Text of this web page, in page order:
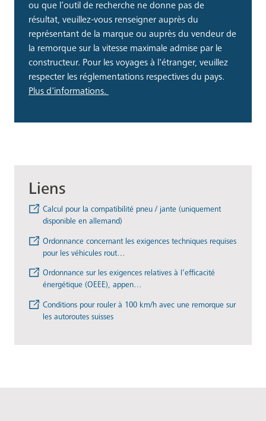
ou que l’outil de recherche ne donne pas de
résultat, veuillez-vous renseigner auprès du
représentant de la marque ou auprès du vendeur de
la remorque sur la vitesse maximale admise par le
constructeur. Pour les voyages à l'étranger, veuillez
respecter les réglementations respectives du pays.
Plus d'informations.
Liens
Calcul pour la compatibilité pneu / jante (uniquement
disponible en allemand)
Ordonnance concernant les exigences techniques requises
pour les véhicules rout…
Ordonnance sur les exigences relatives à l’efficacité
énergétique (OEEE), appen…
Conditions pour rouler à 100 km/h avec une remorque sur
les autoroutes suisses